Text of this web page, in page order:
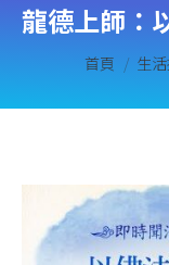
龍德上師：
您在這裡
首頁 生